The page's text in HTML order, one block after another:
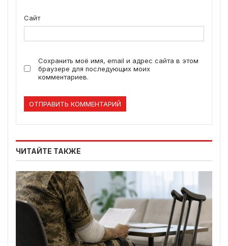
Сайт
Сохранить моё имя, email и адрес сайта в этом
браузере для последующих моих
комментариев.
ЧИТАЙТЕ ТАКЖЕ